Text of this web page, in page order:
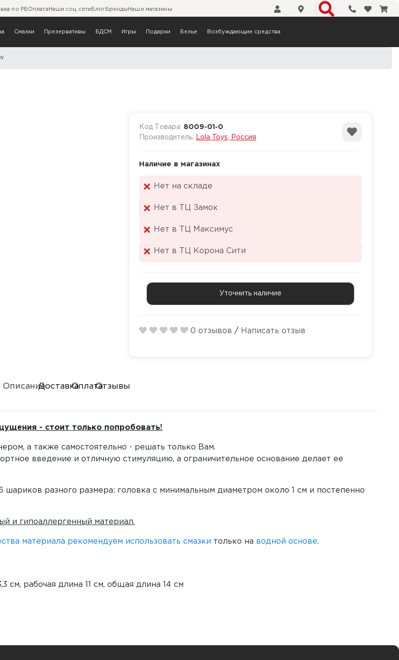
по РБОплата Наши соц.сети Блог Бренды Наши магазины Телефоны
Смазки Презервативы БДСМ Игры Подарки Белье Возбуждающие средства
Код Товара: 8009-01-0
Производитель:
Lola Toys, Россия
Наличие в магазинах
Нет на складе
Нет в ТЦ Замок
Нет в ТЦ Максимус
Нет в ТЦ Корона Сити
Уточнить наличие
0 отзывов / Написать отзыв
ОписаниеДоставкаОплатаОтзывы
- стоит только попробовать!
а также самостоятельно - решать только Вам.
введение и отличную стимуляцию, а ограничительное основание делает ее
разного размера: головка с минимальным диаметром около 1 см и постепенно
и гипоаллергенный материал.
материала рекомендуем использовать смазки только на водной основе.
см, рабочая длина 11 см, общая длина 14 см